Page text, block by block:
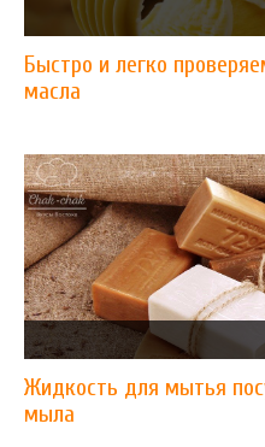
Быстро и легко
масла
Жидкость для мытья
мыла